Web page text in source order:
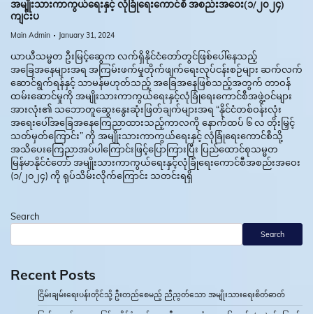
အမျိုးသားကာကွယ်ရေးနှင့် လုံခြုံရေးကောင်စီ အစည်းအဝေး(၁/၂၀၂၄)
ကျင်းပ
Main Admin January 31, 2024
ယာယီသမ္မတ ဦးမြင့်ဆွေက လက်ရှိနိုင်ငံတော်တွင်ဖြစ်ပေါ်နေသည့်
အခြေအနေများအရ အကြမ်းဖက်မှုတိုက်ဖျက်ရေးလုပ်ငန်းစဉ်များ ဆက်လက်
ဆောင်ရွက်ရန်နှင့် သာမန်မဟုတ်သည့် အခြေအနေဖြစ်သည့်အတွက် တာဝန်
ထမ်းဆောင်မှုကို အမျိုးသားကာကွယ်ရေးနှင့်လုံခြုံရေးကောင်စီအဖွဲ့ဝင်များ
အားလုံး၏ သဘောတူဆွေးနွေးဆုံးဖြတ်ချက်များအရ “နိုင်ငံတစ်ဝန်းလုံး
အရေးပေါ်အခြေအနေကြေညာထားသည့်ကာလကို နောက်ထပ် ၆ လ တိုးမြှင့်
သတ်မှတ်ကြောင်း” ကို အမျိုးသားကာကွယ်ရေးနှင့် လုံခြုံရေးကောင်စီသို့
အသိပေးကြေညာအပ်ပါကြောင်းဖြင့်ပြောကြားပြီး ပြည်ထောင်စုသမ္မတ
မြန်မာနိုင်ငံတော် အမျိုးသားကာကွယ်ရေးနှင့်လုံခြုံရေးကောင်စီအစည်းအဝေး
(၁/၂၀၂၄) ကို ရုပ်သိမ်းလိုက်ကြောင်း သတင်းရရှိ
Search
Search
Recent Posts
ငြိမ်းချမ်းရေးပန်းတိုင်သို့ ဦးတည်စေမည့် ညီညွတ်သော အမျိုးသားရေးစိတ်ဓာတ်